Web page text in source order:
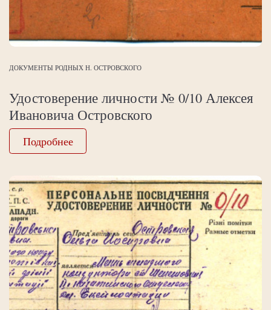
ДОКУМЕНТЫ РОДНЫХ Н. ОСТРОВСКОГО
Удостоверение личности № 0/10 Алексея
Ивановича Островского
Подробнее